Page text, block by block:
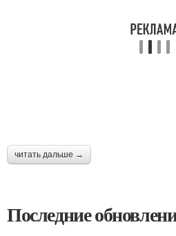
читать дальше →
Последние